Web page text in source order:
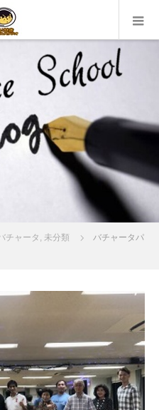
チャータ , 未分類
バチャータパ